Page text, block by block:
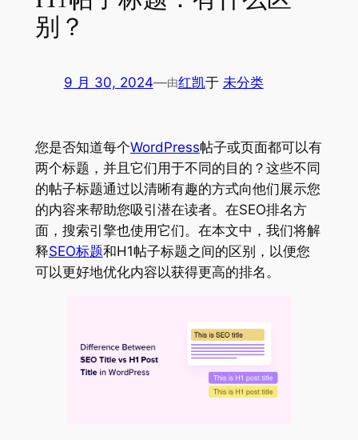
别？
9 月 30, 2024—由红凯于 未分类
您是否知道每个WordPress帖子或页面都可以有
两个标题，并且它们用于不同的目的？这些不同
的帖子标题通过以清晰有趣的方式向他们展示您
的内容来帮助您吸引潜在读者。在SEO排名方
面，搜索引擎也使用它们。在本文中，我们将解
释SEO标题和H1帖子标题之间的区别，以便您
可以更好地优化内容以获得更高的排名。